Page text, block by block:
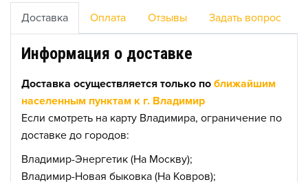
Доставка Оплата Отзывы Задать вопрос
Информация о доставке
Доставка осуществляется только по ближайшим
населенным пунктам к г. Владимир
Если смотреть на карту Владимира, ограничение по
доставке до городов:
Владимир-Энергетик (На Москву);
Владимир-Новая быковка (На Ковров);